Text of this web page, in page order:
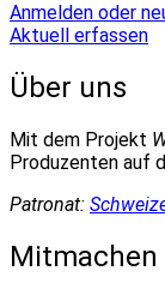
Anmelden oder
Aktuell erfassen
Über uns
Mit dem Projekt
Produzenten auf
Patronat:
Mitmachen